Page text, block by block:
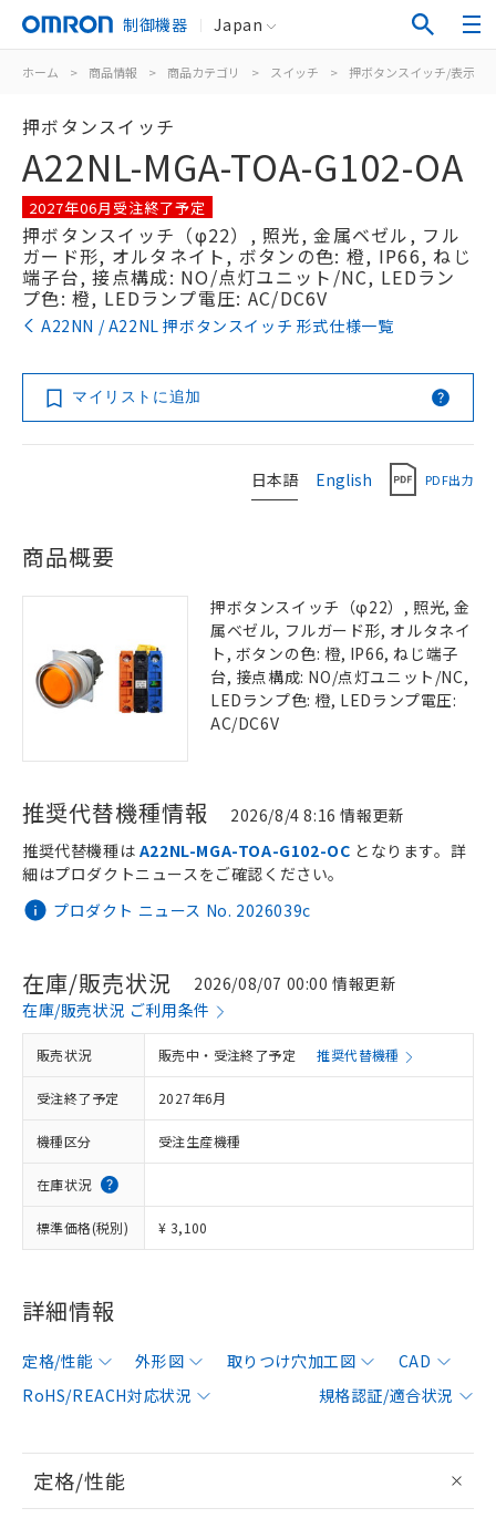
制御機器 Japan
ホーム > 商品情報 > 商品カテゴリ > スイッチ > 押ボタンスイッチ/表示灯
押ボタンスイッチ
A22NL-MGA-TOA-G102-OA
2027年06月受注終了予定
押ボタンスイッチ（φ22）, 照光, 金属ベゼル, フル
ガード形, オルタネイト, ボタンの色: 橙, IP66, ねじ
端子台, 接点構成: NO/点灯ユニット/NC, LEDラン
プ色: 橙, LEDランプ電圧: AC/DC6V
A22NN / A22NL 押ボタンスイッチ 形式仕様一覧
マイリストに追加
日本語 English PDF出力
商品概要
押ボタンスイッチ（φ22）, 照光, 金
属ベゼル, フルガード形, オルタネイ
ト, ボタンの色: 橙, IP66, ねじ端子
台, 接点構成: NO/点灯ユニット/NC,
LEDランプ色: 橙, LEDランプ電圧:
AC/DC6V
推奨代替機種情報 2026/8/4 8:16 情報更新
プロダクト ニュース No. 2026039c
推奨代替機種は A22NL-MGA-TOA-G102-OC となります。詳
細はプロダクトニュースをご確認ください。
在庫/販売状況
2026/08/07 00:00 情報更新
在庫/販売状況 ご利用条件
販売状況 販売中・受注終了予定 推奨代替機種
受注終了予定 2027年6月
機種区分 受注生産機種
在庫状況
標準価格(税別) ¥ 3,100
詳細情報
定格/性能 外形図 取りつけ穴加工図
CAD
RoHS/REACH対応状況
規格認証/適合状況
定格/性能